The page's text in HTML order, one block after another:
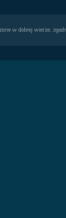
w dobrej wierze,